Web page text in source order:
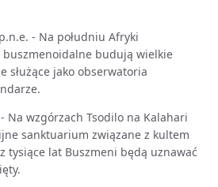
- Na południu Afryki
budują wielkie
służące jako obserwatoria
Na wzgórzach Tsodilo na Kalahari
sanktuarium związane z kultem
tysiące lat Buszmeni będą uznawać